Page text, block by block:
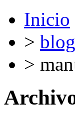
Inicio
> blog
>